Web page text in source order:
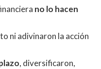
no lo hacen
ni adivinaron la acción
, diversificaron,